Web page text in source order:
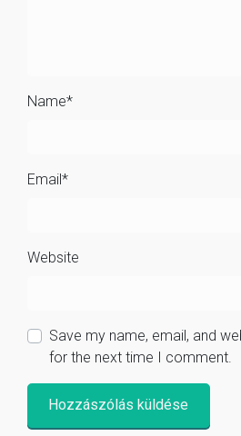
Name*
Email*
Website
Save my name, email, and
for the next time I comment.